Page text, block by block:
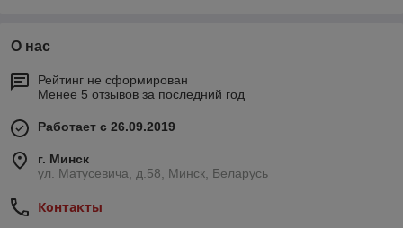
О нас
Рейтинг не сформирован
Менее 5 отзывов за последний год
Работает с 26.09.2019
г. Минск
ул. Матусевича, д.58, Минск, Беларусь
Контакты